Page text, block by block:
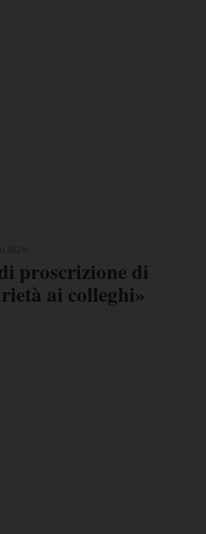
proscrizione di
ai colleghi»